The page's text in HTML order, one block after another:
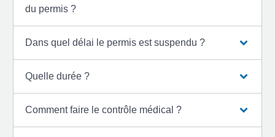
du permis ?
Dans quel délai le permis est suspendu ?
Quelle durée ?
Comment faire le contrôle médical ?